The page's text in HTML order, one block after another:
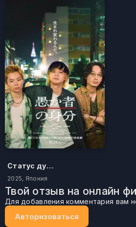
Статус дурака
2025, Япония
Твой отзыв на онлайн
Для добавления комментария вам
Авторизоваться